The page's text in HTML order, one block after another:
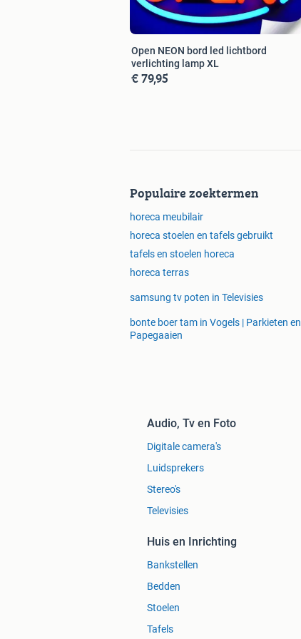
Open NEON bord led lichtbord
verlichting lamp XL
€ 79,95
Populaire zoektermen
horeca meubilair
horeca stoelen en tafels gebruikt
tafels en stoelen horeca
horeca terras
samsung tv poten in Televisies
bonte boer tam in Vogels | Parkieten en
Papegaaien
Audio, Tv en Foto
Digitale camera's
Luidsprekers
Stereo's
Televisies
Huis en Inrichting
Bankstellen
Bedden
Stoelen
Tafels